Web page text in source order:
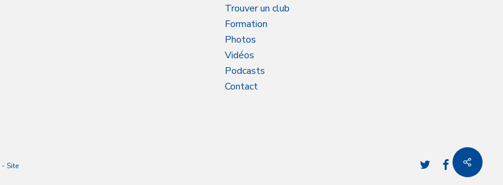
Trouver un club
Formation
Photos
Vidéos
Podcasts
Contact
- Site
twitter facebook